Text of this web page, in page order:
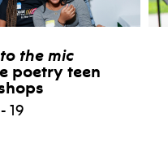
the mic
poetry teen
19